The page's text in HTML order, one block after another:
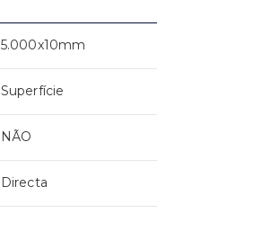
5.000x10mm
Superfície
NÃO
Directa